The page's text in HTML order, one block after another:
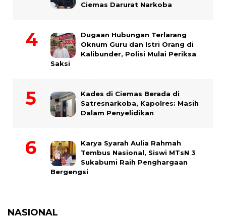
Ciemas Darurat Narkoba
Dugaan Hubungan Terlarang
Oknum Guru dan Istri Orang di
Kalibunder, Polisi Mulai Periksa
Saksi
Kades di Ciemas Berada di
Satresnarkoba, Kapolres: Masih
Dalam Penyelidikan
Karya Syarah Aulia Rahmah
Tembus Nasional, Siswi MTsN 3
Sukabumi Raih Penghargaan
Bergengsi
NASIONAL